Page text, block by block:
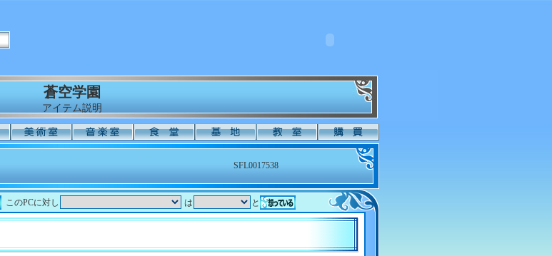
蒼空学園
アイテム説明
SFL0017538
このPCに対し は と